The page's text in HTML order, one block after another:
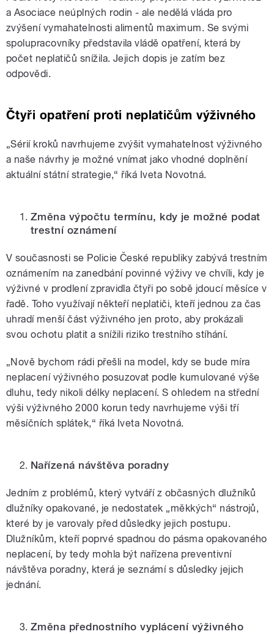
a Asociace neúplných rodin - ale nedělá vláda pro
zvýšení vymahatelnosti alimentů maximum. Se svými
spolupracovníky představila vládě opatření, která by
počet neplatičů snížila. Jejich dopis je zatím bez
odpovědi.
Čtyři opatření proti neplatičům výživného
„Sérií kroků navrhujeme zvýšit vymahatelnost výživného
a naše návrhy je možné vnímat jako vhodné doplnění
aktuální státní strategie,“ říká Iveta Novotná.
Změna výpočtu termínu, kdy je možné podat
trestní oznámení
V současnosti se Policie České republiky zabývá trestním
oznámením na zanedbání povinné výživy ve chvíli, kdy je
výživné v prodlení zpravidla čtyři po sobě jdoucí měsíce v
řadě. Toho využívají někteří neplatiči, kteří jednou za čas
uhradí menší část výživného jen proto, aby prokázali
svou ochotu platit a snížili riziko trestního stíhání.
„Nově bychom rádi přešli na model, kdy se bude míra
neplacení výživného posuzovat podle kumulované výše
dluhu, tedy nikoli délky neplacení. S ohledem na střední
výši výživného 2000 korun tedy navrhujeme výši tří
měsíčních splátek,“ říká Iveta Novotná.
Nařízená návštěva poradny
Jedním z problémů, který vytváří z občasných dlužníků
dlužníky opakované, je nedostatek „měkkých“ nástrojů,
které by je varovaly před důsledky jejich postupu.
Dlužníkům, kteří poprvé spadnou do pásma opakovaného
neplacení, by tedy mohla být nařízena preventivní
návštěva poradny, která je seznámí s důsledky jejich
jednání.
Změna přednostního vyplácení výživného